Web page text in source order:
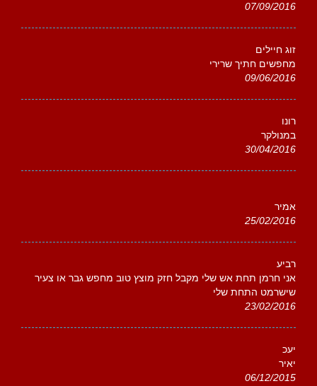
07/09/2016
זוג חיילים
מחפשים חתיך שרירי
09/06/2016
רונו
במנולקר
30/04/2016
אמיר
25/02/2016
רביע
אני חרמן תחת אש שלי מקבל חזק מוצץ טוב מחפש גבר או צעיר
שישרמט התחת שלי
23/02/2016
יעכ
יאיר
06/12/2015